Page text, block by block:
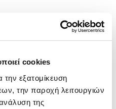
cookies
την εξατομίκευση
την παροχή λειτουργιών
της
Δημοτικότητα